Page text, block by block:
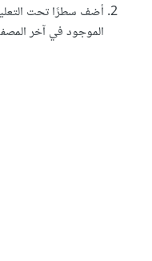
أضف سطرًا تحت
الموجود في آخر